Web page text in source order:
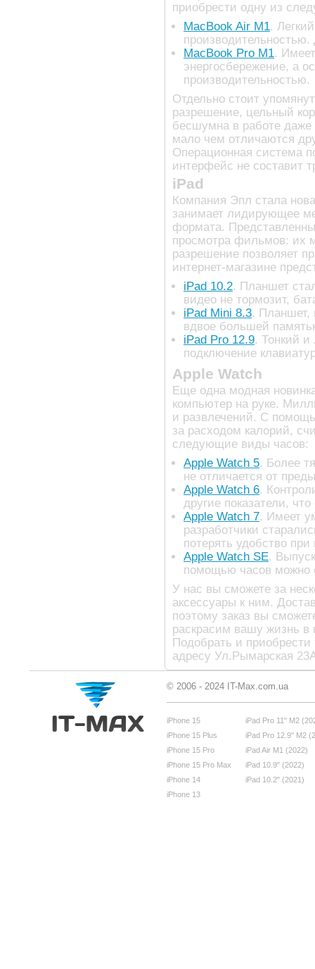
приобрести одну из
MacBook Air M1.
производительностью.
MacBook Pro M1.
энергосбережение, а
производительностью.
Отдельно стоит
разрешение, цельный
бесшумна в работе даже
мало чем отличаются
Операционная система
интерфейс не составит
iPad
Компания Эпл стала
занимает лидирующее
формата.
просмотра фильмов: их
разрешение позволяет
интернет-магазине
iPad 10.2. Планшет
видео не тормозит,
iPad Mini 8.3. Планшет,
вдвое большей
iPad Pro 12.9. Тонкий и
подключение
Apple Watch
Еще одна модная
компьютер на руке.
и развлечений. С
за расходом калорий,
следующие виды часов:
Apple Watch 5. Более
не отличается от
Apple Watch 6.
другие показатели,
Apple Watch 7. Имеет
разработчики
потерять удобство
Apple Watch SE.
помощью часов можно
У нас вы сможете за
аксессуары к ним.
поэтому заказ вы
раскрасим вашу жизнь в
Подобрать и
адресу Ул.Рымарская
© 2006 - 2024 IT-Max.com.ua
iPhone 15
iPhone 15 Plus
iPhone 15 Pro
iPhone 15 Pro Max
iPhone 14
iPhone 13
iPad Pro 11" M2
iPad Pro 12.9" M2
iPad Air M1 (2022)
iPad 10.9" (2022)
iPad 10.2" (2021)